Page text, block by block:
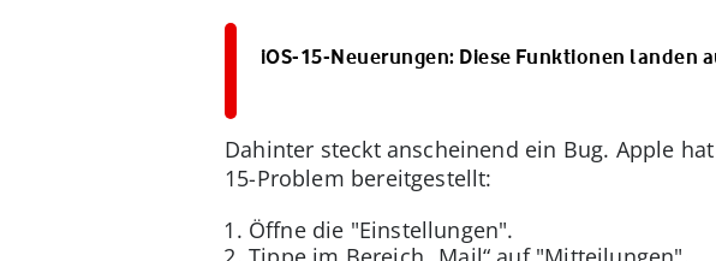
iOS-15-Neuerungen: Diese Funktionen landen
Dahinter steckt anscheinend ein Bug. Apple hat
15-Problem bereitgestellt:
Öffne die "Einstellungen".